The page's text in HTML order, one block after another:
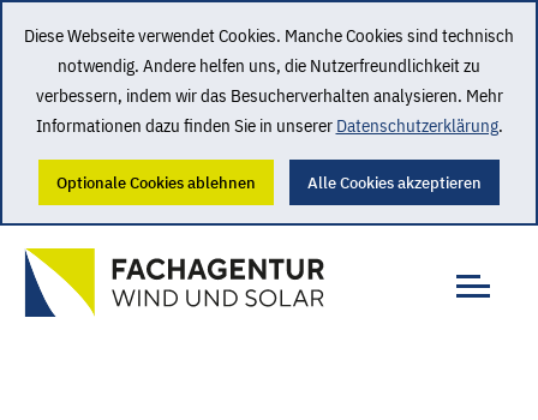
Diese Webseite verwendet Cookies. Manche Cookies sind technisch
notwendig. Andere helfen uns, die Nutzerfreundlichkeit zu
verbessern, indem wir das Besucherverhalten analysieren. Mehr
Informationen dazu finden Sie in unserer Datenschutzerklärung.
Optionale Cookies ablehnen Alle Cookies akzeptieren